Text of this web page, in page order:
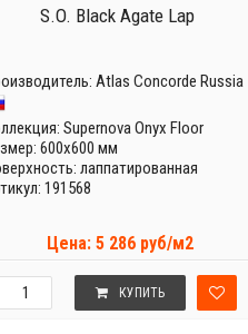
S.O. Black Agate Lap
Atlas Concorde Russia
Supernova Onyx Floor
600x600 мм
лаппатированная
191568
Цена: 5 286 руб/м2
КУПИТЬ